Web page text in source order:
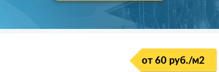
от 60 руб./м2